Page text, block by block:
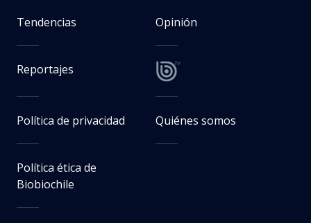
Tendencias Opinión
Reportajes
Política de privacidad Quiénes somos
Política ética de
Biobiochile